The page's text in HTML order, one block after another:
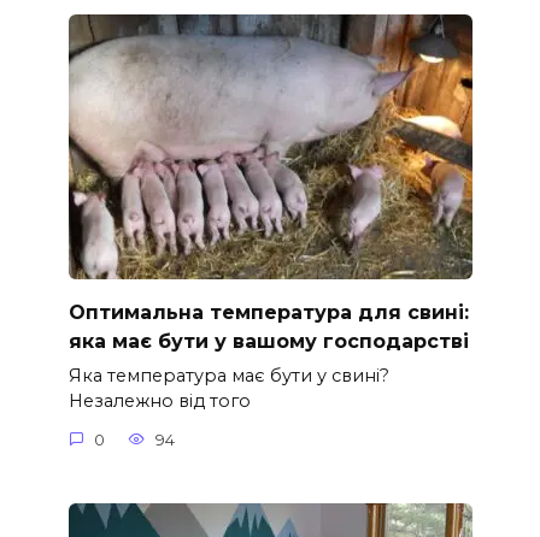
Оптимальна температура для свині:
яка має бути у вашому господарстві
Яка температура має бути у свині?
Незалежно від того
0 94